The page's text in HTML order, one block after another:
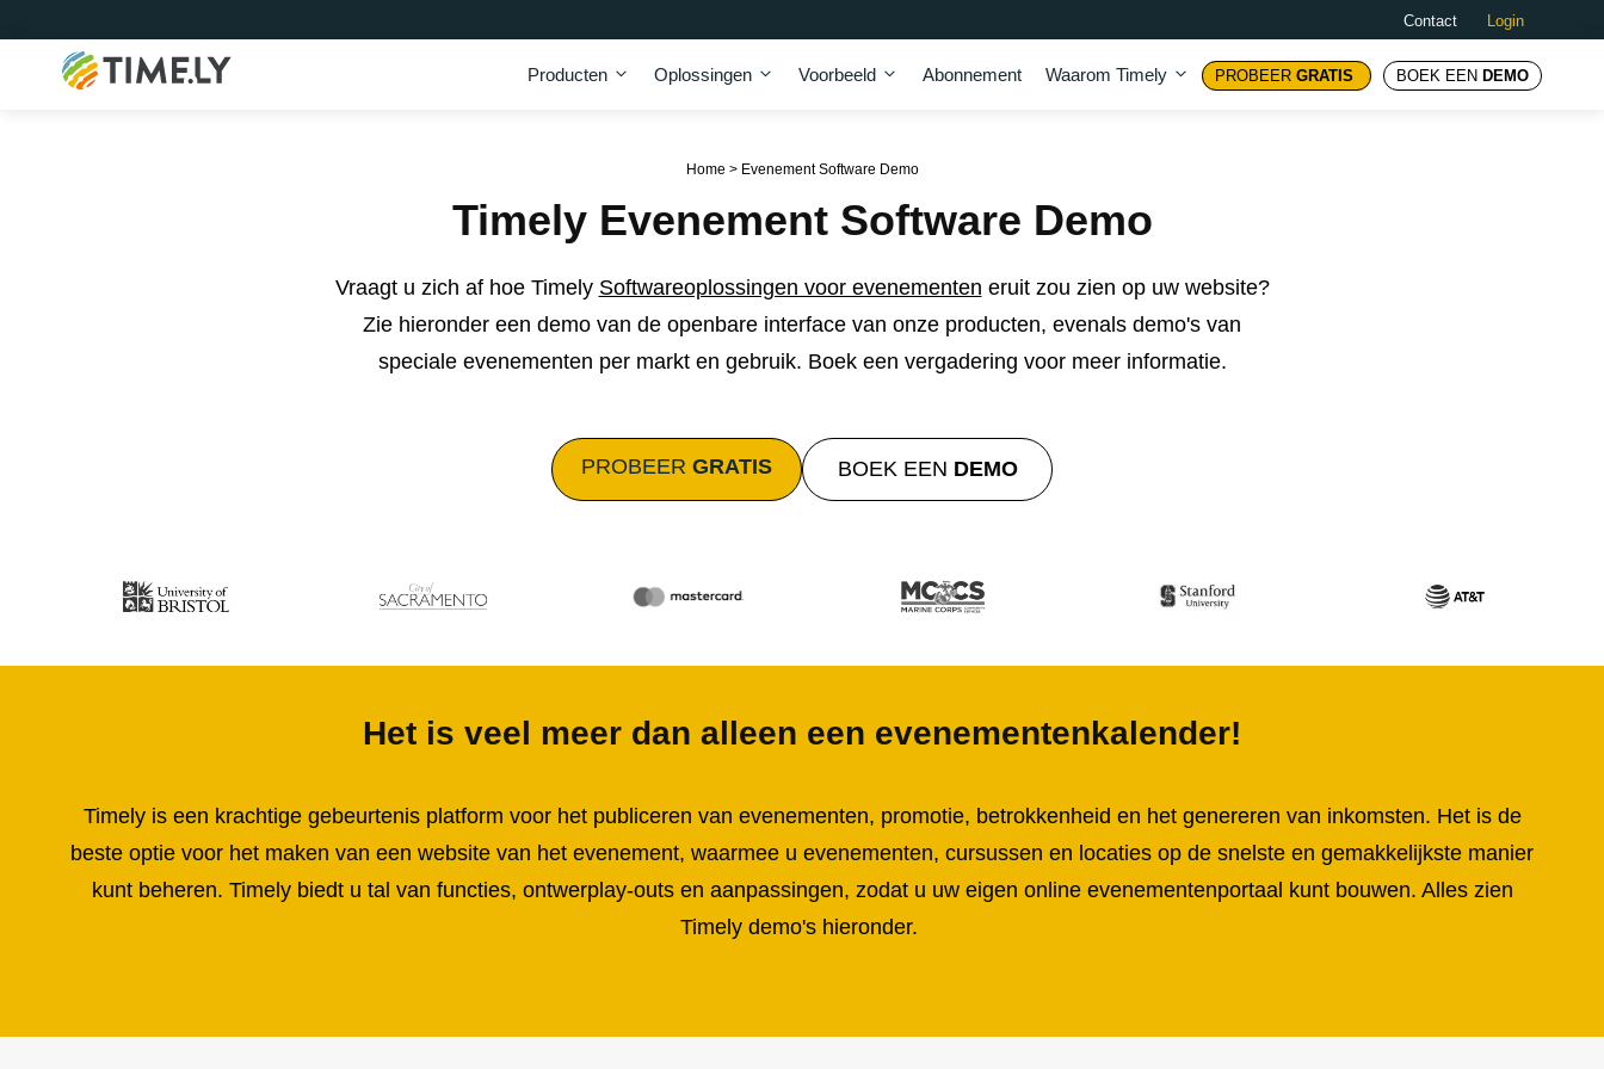
Contact Login
Timely
Producten Oplossingen Voorbeeld Abonnement Waarom Timely PROBEER GRATIS BOEK EEN DEMO
Home > Evenement Software Demo
Timely Evenement Software Demo
Vraagt ​​u zich af hoe Timely Softwareoplossingen voor evenementen eruit zou zien op uw website?
Zie hieronder een demo van de openbare interface van onze producten, evenals demo's van
speciale evenementen per markt en gebruik. Boek een vergadering voor meer informatie.
PROBEER GRATIS BOEK EEN DEMO
Het is veel meer dan alleen een evenementenkalender!
Timely is een krachtige gebeurtenis platform voor het publiceren van evenementen, promotie, betrokkenheid en het genereren van inkomsten. Het is de
beste optie voor het maken van een website van het evenement, waarmee u evenementen, cursussen en locaties op de snelste en gemakkelijkste manier
kunt beheren. Timely biedt u tal van functies, ontwerplay-outs en aanpassingen, zodat u uw eigen online evenementenportaal kunt bouwen. Alles zien
Timely demo's hieronder.